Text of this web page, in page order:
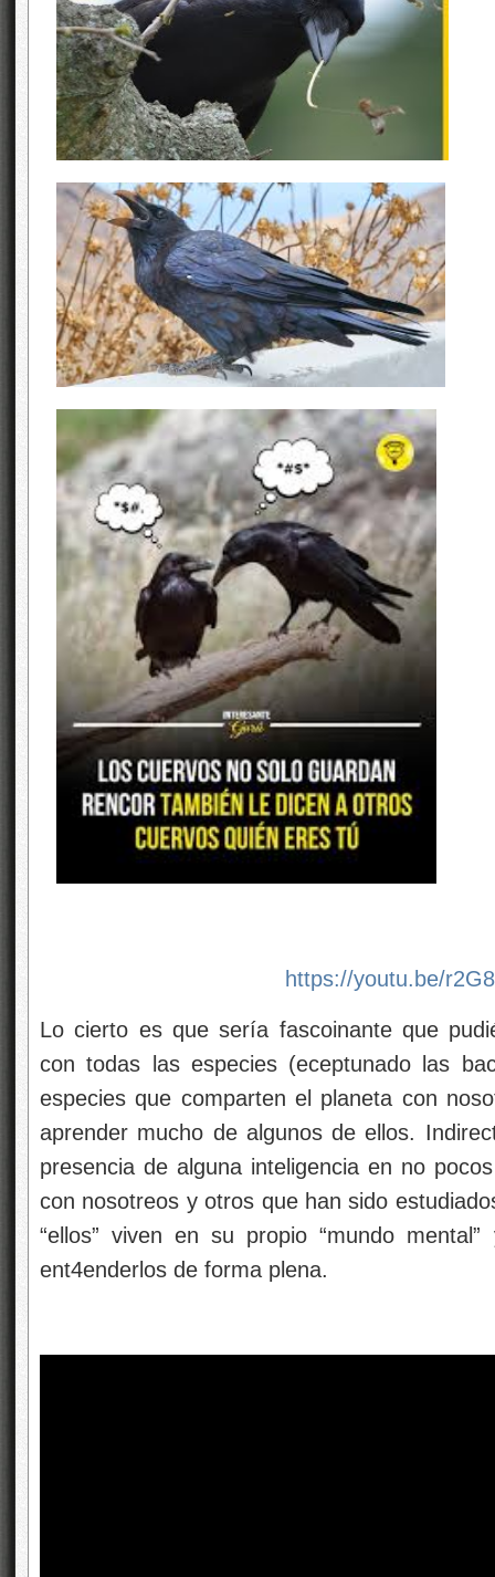
https://youtu.be/
Lo cierto es que sería fascoinante que
con todas las especies (eceptunado las
especies que comparten el planeta con
aprender mucho de algunos de ellos.
presencia de alguna inteligencia en no
con nosotreos y otros que han sido
“ellos” viven en su propio “mundo
ent4enderlos de forma plena.